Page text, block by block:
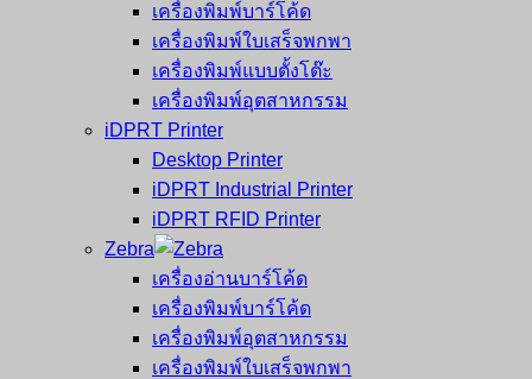
เครื่องพิมพ์บาร์โค้ด
เครื่องพิมพ์ใบเสร็จพกพา
เครื่องพิมพ์แบบตั้งโต๊ะ
เครื่องพิมพ์อุตสาหกรรม
iDPRT Printer
Desktop Printer
iDPRT Industrial Printer
iDPRT RFID Printer
Zebra
เครื่องอ่านบาร์โค้ด
เครื่องพิมพ์บาร์โค้ด
เครื่องพิมพ์อุตสาหกรรม
เครื่องพิมพ์ใบเสร็จพกพา